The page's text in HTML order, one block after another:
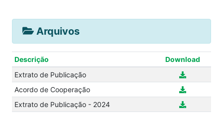
Arquivos
Descrição
Download
Extrato de Publicação
Acordo de Cooperação
Extrato de Publicação - 2024